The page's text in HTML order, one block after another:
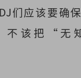
们应该要确
不该把“无